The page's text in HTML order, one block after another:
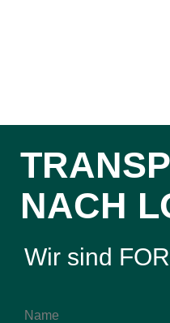
NACH
Wir sind
Name